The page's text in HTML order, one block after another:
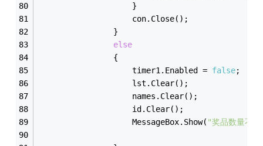
                    }
                    con.Close();
                }
else
                {
                    timer1.Enabled =
false;
                    lst.Clear();
                    names.Clear();
                    id.Clear();
                    MessageBox.Show(
"奖品数量不